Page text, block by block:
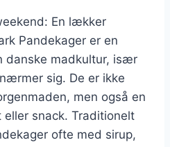
En lækker
Pandekager er en
danske madkultur, især
sig. De er ikke
men også en
snack. Traditionelt
ofte med sirup,